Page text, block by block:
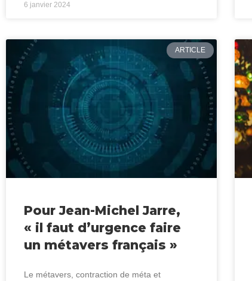
6 janvier 2024
ARTICLE
Pour Jean-Michel Jarre,
« il faut d’urgence faire
un métavers français »
Le métavers, contraction de méta et